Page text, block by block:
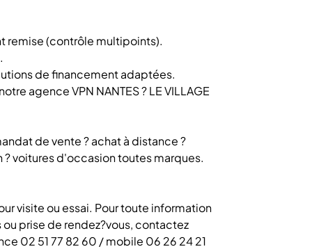
remise (contrôle multipoints).
de financement adaptées.
agence VPN NANTES ? LE VILLAGE
de vente ? achat à distance ?
voitures d'occasion toutes marques.
visite ou essai. Pour toute information
prise de rendez?vous, contactez
02 51 77 82 60 / mobile 06 26 24 21